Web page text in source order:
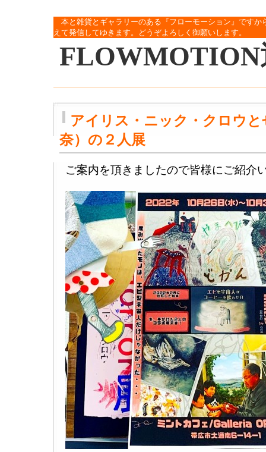
本と雑貨とギャラリーのある『フローモーション』です
えて発信してゆきます。どうぞよろしく御願いします。
FLOWMOTION
アイリス・ニック・クロウ
奈）の２人展
ご案内を頂きましたので皆様にご紹介